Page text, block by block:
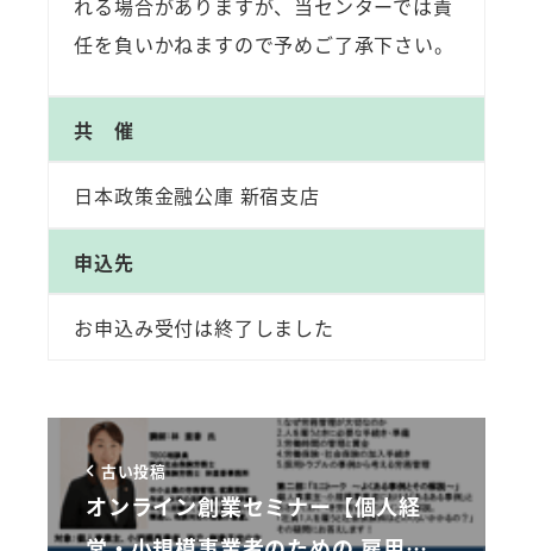
れる場合がありますが、当センターでは責
任を負いかねますので予めご了承下さい。
共 催
日本政策金融公庫 新宿支店
申込先
お申込み受付は終了しました
古い投稿
オンライン創業セミナー【個人経